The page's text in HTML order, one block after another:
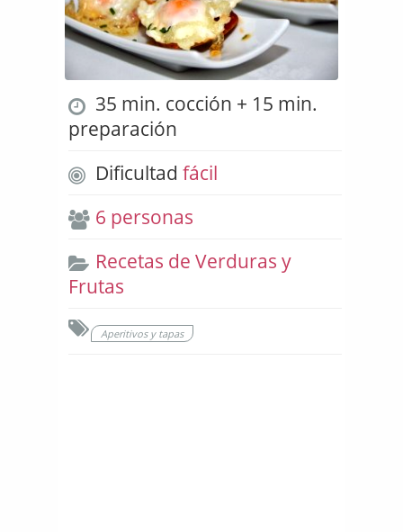
35 min. cocción + 15 min.
preparación
Dificultad fácil
6 personas
Recetas de Verduras y
Frutas
Aperitivos y tapas